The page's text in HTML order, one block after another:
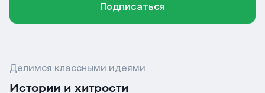
Подписаться
Делимся классными идеями
Истории и хитрости